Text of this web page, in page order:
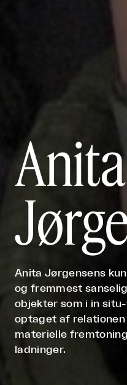
Anita
Anita Jørgensens
og fremmest
objekter som i in
optaget af
materielle
ladninger.